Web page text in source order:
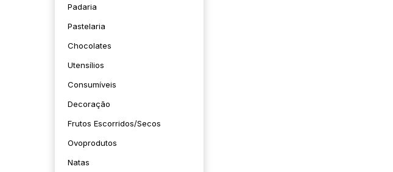
🔍Padaria
Pastelaria
Chocolates
Utensílios
Consumíveis
Decoração
Frutos Escorridos/secos
Ovoprodutos
Natas